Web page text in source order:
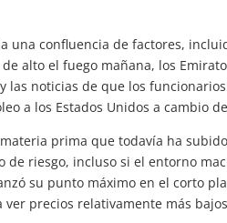
una confluencia de factores,
alto el fuego mañana, los
las noticias de que los
a los Estados Unidos a cambio
prima que todavía ha
riesgo, incluso si el entorno
su punto máximo en el corto
precios relativamente más